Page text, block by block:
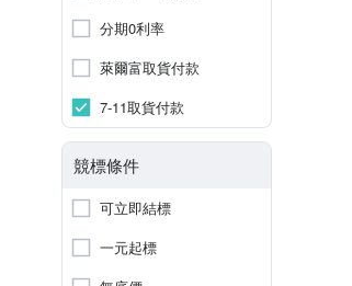
分期0利率
萊爾富取貨付款
7-11取貨付款
競標條件
可立即結標
一元起標